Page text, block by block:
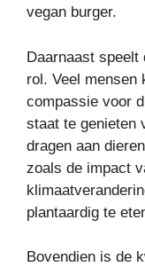
vegan burger.
Daarnaast speelt
rol. Veel mensen
compassie voor
staat te genieten
dragen aan
zoals de impact
plantaardig te
Bovendien is de